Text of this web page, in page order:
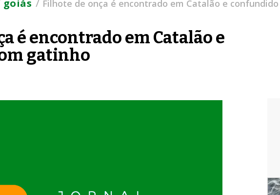
goiás Filhote de onça é encontrado em Catalão e
é encontrado em Catalão e
gatinho